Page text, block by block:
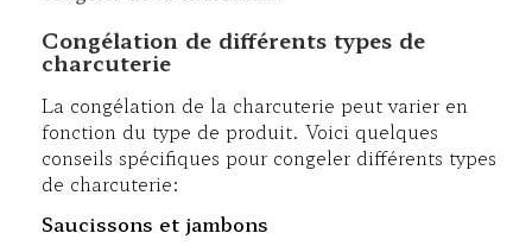
Congélation de différents types de
charcuterie
La congélation de la charcuterie peut varier en
fonction du type de produit. Voici quelques
conseils spécifiques pour congeler différents types
de charcuterie:
Saucissons et jambons